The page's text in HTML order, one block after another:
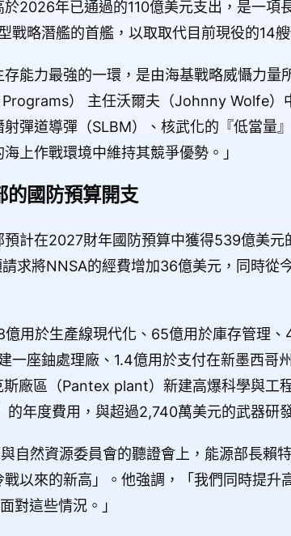
2026年已通過的110億美元支出，是一項
戰略潛艦的首艦，以取取代目前現役的14
存能力最強的一環，是由海基戰略威懾力量
） 主任沃爾夫（Johnny Wolfe）
彈道導彈（SLBM）、核武化的『低當量
上作戰環境中維持其競爭優勢。」
的國防預算開支
預計在2027財年國防預算中獲得539億美
求將NNSA的經費增加36億美元，同時從
用於生產線現代化、65億用於庫存管理
一座鈾處理廠、1.4億用於支付在新墨西哥
廠區（Pantex plant）新建高爆科學與工
年度費用，與超過2,740萬美元的武器研
自然資源委員會的聽證會上，能源部長賴
戰以來的新高」。他強調，「我們同時提
對這些情況。」